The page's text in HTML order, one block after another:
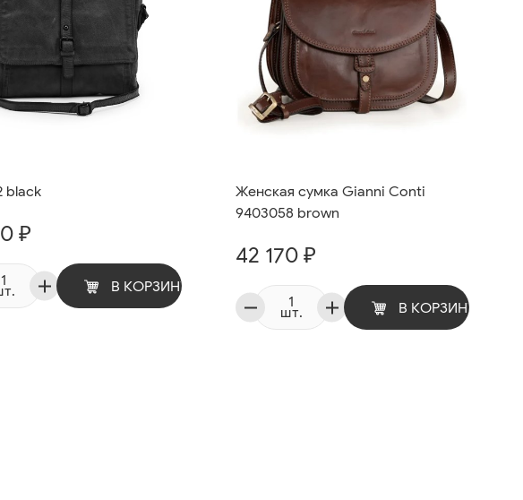
black
₽
В КОРЗИНУ
Женская сумка Gianni Conti
9403058 brown
42 170 ₽
шт. В КОРЗИНУ